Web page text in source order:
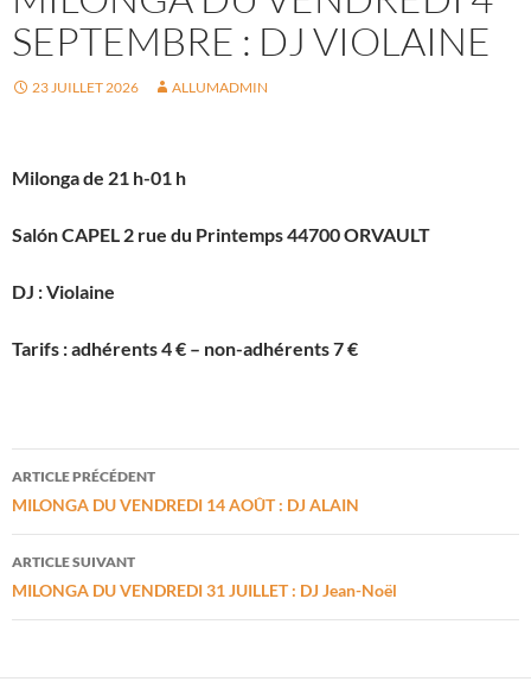
SEPTEMBRE : DJ VIOLAINE
23 JUILLET 2026 ALLUMADMIN
Milonga de 21 h-01 h
Salón CAPEL 2 rue du Printemps 44700 ORVAULT
DJ : Violaine
Tarifs : adhérents 4 € – non-adhérents 7 €
Navigation
des
articles
ARTICLE PRÉCÉDENT
MILONGA DU VENDREDI 14 AOÛT : DJ ALAIN
ARTICLE SUIVANT
MILONGA DU VENDREDI 31 JUILLET : DJ Jean-Noël